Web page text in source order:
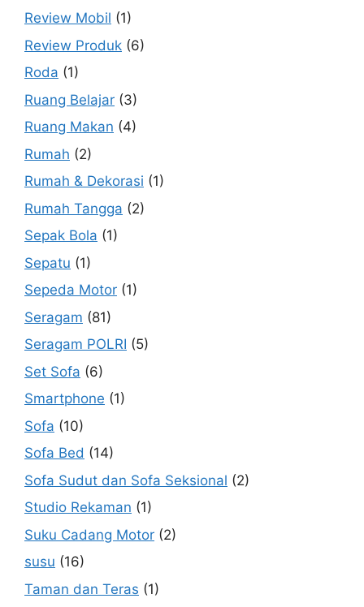
Review Mobil (1)
Review Produk (6)
Roda (1)
Ruang Belajar (3)
Ruang Makan (4)
Rumah (2)
Rumah & Dekorasi (1)
Rumah Tangga (2)
Sepak Bola (1)
Sepatu (1)
Sepeda Motor (1)
Seragam (81)
Seragam POLRI (5)
Set Sofa (6)
Smartphone (1)
Sofa (10)
Sofa Bed (14)
Sofa Sudut dan Sofa Seksional (2)
Studio Rekaman (1)
Suku Cadang Motor (2)
susu (16)
Taman dan Teras (1)